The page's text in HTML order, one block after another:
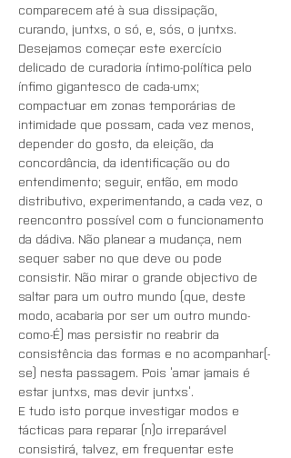
comparecem até à sua dissipação,
curando, juntxs, o só, e, sós, o juntxs.
Desejamos começar este exercício
delicado de curadoria íntimo-política pelo
ínfimo gigantesco de cada-umx;
compactuar em zonas temporárias de
intimidade que possam, cada vez menos,
depender do gosto, da eleição, da
concordância, da identificação ou do
entendimento; seguir, então, em modo
distributivo, experimentando, a cada vez, o
reencontro possível com o funcionamento
da dádiva. Não planear a mudança, nem
sequer saber no que deve ou pode
consistir. Não mirar o grande objectivo de
saltar para um outro mundo (que, deste
modo, acabaria por ser um outro mundo-
como-É) mas persistir no reabrir da
consistência das formas e no acompanhar(-
se) nesta passagem. Pois ‘amar jamais é
estar juntxs, mas devir juntxs’.
E tudo isto porque investigar modos e
tácticas para reparar (n)o irreparável
consistirá, talvez, em frequentar este